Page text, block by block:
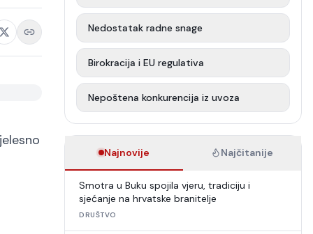
Nedostatak radne snage
Birokracija i EU regulativa
Nepoštena konkurencija iz uvoza
Najnovije Najčitanije
Smotra u Buku spojila vjeru, tradiciju i
sjećanje na hrvatske branitelje
DRUŠTVO